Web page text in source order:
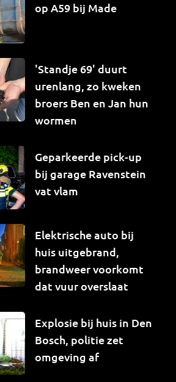
op A59 bij Made
'Standje 69' duurt
urenlang, zo kweken
broers Ben en Jan hun
wormen
Geparkeerde pick-up
bij garage Ravenstein
vat vlam
Elektrische auto bij
huis uitgebrand,
brandweer voorkomt
dat vuur overslaat
Explosie bij huis in Den
Bosch, politie zet
omgeving af